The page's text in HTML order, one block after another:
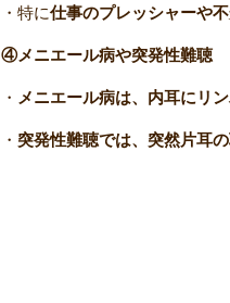
・特に仕事のプレッシャーや
④メニエール病や突発性難聴
・ メニエール病は、内耳にリ
・ 突発性難聴では、突然片耳